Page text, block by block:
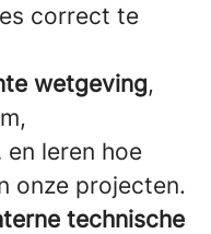
correct te
wetgeving,
leren hoe
onze projecten.
technische